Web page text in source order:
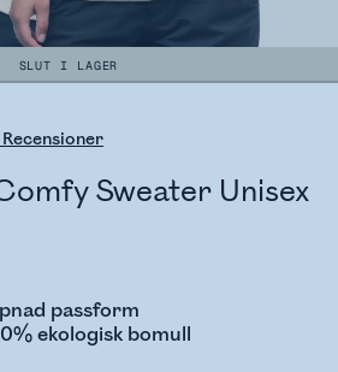
SLUT I LAGER
Recensioner
Sweater Unisex
passform
ekologisk bomull